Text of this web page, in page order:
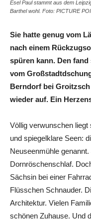
Esel Paul stammt aus dem
Barthel wohl. Foto: PICTURE
Sie hatte genug vom
nach einem
spüren kann. Den
vom
Berndorf bei
wieder auf. Ein
Völlig verwunschen liegt
und spiegelklare Seen:
Neuseenmühle
Dornröschenschlaf.
Sächsin bei einer
Flüsschen Schnauder.
Architektur. Vielen
schönen Zuhause. Und